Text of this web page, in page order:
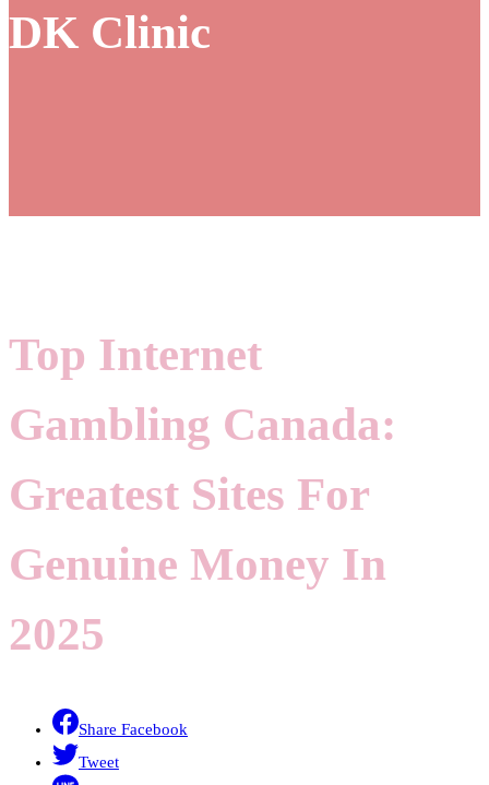
DK Clinic
Top Internet
Gambling Canada:
Greatest Sites For
Genuine Money In
2025
Share Facebook
Tweet